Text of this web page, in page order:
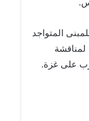
المتواجد
على غزة.